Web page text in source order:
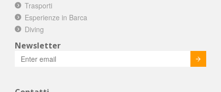
Trasporti
Esperienze in Barca
Diving
Newsletter